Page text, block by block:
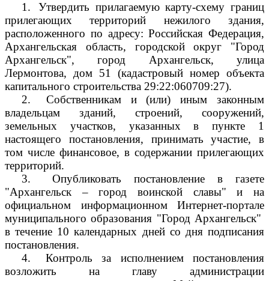
1.
Утвердить прилагаемую карту-схему границ
прилегающих территорий нежилого здания,
расположенного по адресу: Российская Федерация,
Архангельская область, городской округ "Город
Архангельск", город Архангельск, улица
Лермонтова, дом 51 (кадастровый номер объекта
капитального строительства 29:22:060709:27).
2.
Собственникам и (или) иным законным
владельцам зданий, строений, сооружений,
земельных участков, указанных в пункте 1
настоящего постановления, принимать участие, в
том числе финансовое, в содержании прилегающих
территорий.
3.
Опубликовать постановление в газете
"Архангельск – город воинской славы" и на
официальном информационном Интернет-портале
муниципального образования "Город Архангельск"
в течение 10 календарных дней со дня подписания
постановления.
4.
Контроль за исполнением постановления
возложить на главу администрации